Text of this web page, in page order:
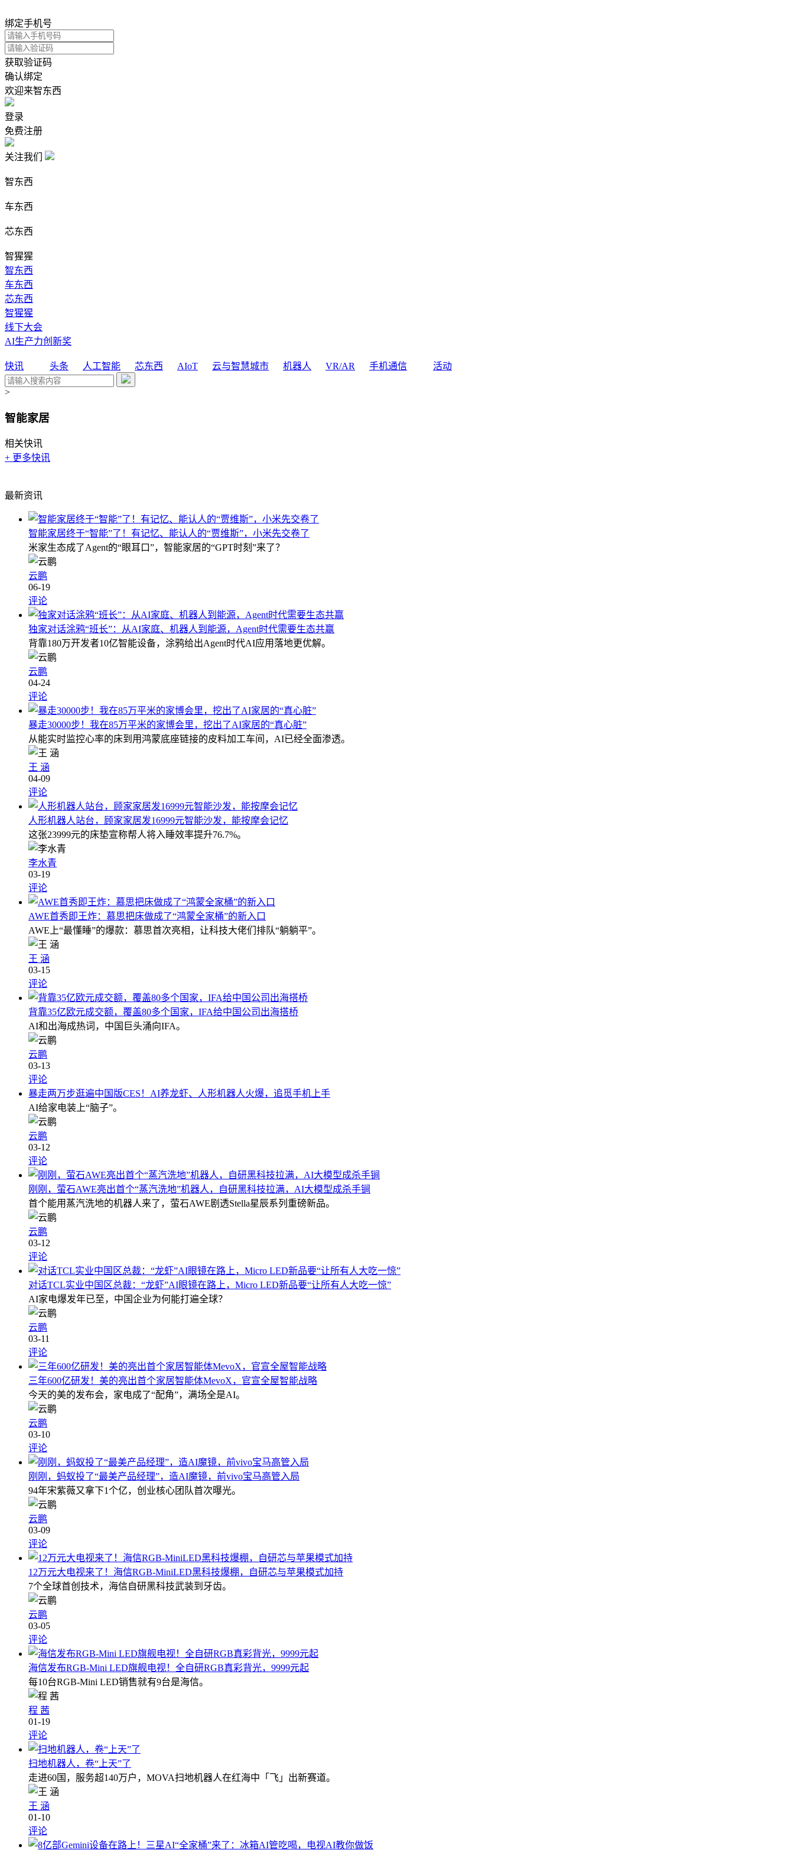
绑定手机号
获取验证码
确认绑定
欢迎来智东西
登录
免费注册
关注我们
智东西
车东西
芯东西
智猩猩
智东西
车东西
芯东西
智猩猩
线下大会
AI生产力创新奖
快讯 头条 人工智能 芯东西 AIoT 云与智慧城市 机器人 VR/AR 手机通信 活动
>
智能家居
相关快讯
+ 更多快讯
最新资讯
智能家居终于“智能”了！有记忆、能认人的“贾维斯”，小米先交卷了
米家生态成了Agent的“眼耳口”，智能家居的“GPT时刻”来了？
云鹏
06-19
评论
独家对话涂鸦“班长”：从AI家庭、机器人到能源，Agent时代需要生态共赢
背靠180万开发者10亿智能设备，涂鸦给出Agent时代AI应用落地更优解。
云鹏
04-24
评论
暴走30000步！我在85万平米的家博会里，挖出了AI家居的“真心脏”
从能实时监控心率的床到用鸿蒙底座链接的皮料加工车间，AI已经全面渗透。
王 涵
04-09
评论
人形机器人站台，顾家家居发16999元智能沙发，能按摩会记忆
这张23999元的床垫宣称帮人将入睡效率提升76.7%。
李水青
03-19
评论
AWE首秀即王炸：慕思把床做成了“鸿蒙全家桶”的新入口
AWE上“最懂睡”的爆款：慕思首次亮相，让科技大佬们排队“躺躺平”。
王 涵
03-15
评论
背靠35亿欧元成交额，覆盖80多个国家，IFA给中国公司出海搭桥
AI和出海成热词，中国巨头涌向IFA。
云鹏
03-13
评论
暴走两万步逛遍中国版CES！AI养龙虾、人形机器人火爆，追觅手机上手
AI给家电装上“脑子”。
云鹏
03-12
评论
刚刚，萤石AWE亮出首个“蒸汽洗地”机器人，自研黑科技拉满，AI大模型成杀手锏
首个能用蒸汽洗地的机器人来了，萤石AWE剧透Stella星辰系列重磅新品。
云鹏
03-12
评论
对话TCL实业中国区总裁：“龙虾”AI眼镜在路上，Micro LED新品要“让所有人大吃一惊”
AI家电爆发年已至，中国企业为何能打遍全球？
云鹏
03-11
评论
三年600亿研发！美的亮出首个家居智能体MevoX，官宣全屋智能战略
今天的美的发布会，家电成了“配角”，满场全是AI。
云鹏
03-10
评论
刚刚，蚂蚁投了“最美产品经理”，造AI魔镜，前vivo宝马高管入局
94年宋紫薇又拿下1个亿，创业核心团队首次曝光。
云鹏
03-09
评论
12万元大电视来了！海信RGB-MiniLED黑科技爆棚，自研芯与苹果模式加持
7个全球首创技术，海信自研黑科技武装到牙齿。
云鹏
03-05
评论
海信发布RGB-Mini LED旗舰电视！全自研RGB真彩背光，9999元起
每10台RGB-Mini LED销售就有9台是海信。
程 茜
01-19
评论
扫地机器人，卷“上天”了
走进60国，服务超140万户，MOVA扫地机器人在红海中「飞」出新赛道。
王 涵
01-10
评论